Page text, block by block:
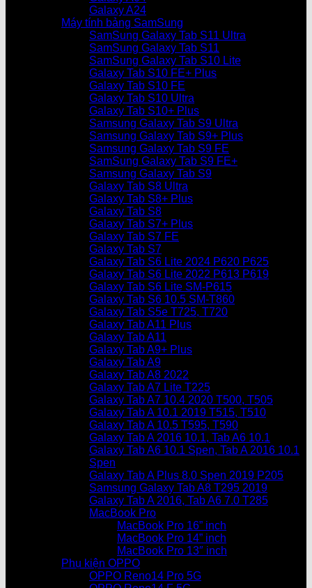
Galaxy A24
Máy tính bảng SamSung
SamSung Galaxy Tab S11 Ultra
SamSung Galaxy Tab S11
SamSung Galaxy Tab S10 Lite
Galaxy Tab S10 FE+ Plus
Galaxy Tab S10 FE
Galaxy Tab S10 Ultra
Galaxy Tab S10+ Plus
Samsung Galaxy Tab S9 Ultra
Samsung Galaxy Tab S9+ Plus
Samsung Galaxy Tab S9 FE
SamSung Galaxy Tab S9 FE+
Samsung Galaxy Tab S9
Galaxy Tab S8 Ultra
Galaxy Tab S8+ Plus
Galaxy Tab S8
Galaxy Tab S7+ Plus
Galaxy Tab S7 FE
Galaxy Tab S7
Galaxy Tab S6 Lite 2024 P620 P625
Galaxy Tab S6 Lite 2022 P613 P619
Galaxy Tab S6 Lite SM-P615
Galaxy Tab S6 10.5 SM-T860
Galaxy Tab S5e T725, T720
Galaxy Tab A11 Plus
Galaxy Tab A11
Galaxy Tab A9+ Plus
Galaxy Tab A9
Galaxy Tab A8 2022
Galaxy Tab A7 Lite T225
Galaxy Tab A7 10.4 2020 T500, T505
Galaxy Tab A 10.1 2019 T515, T510
Galaxy Tab A 10.5 T595, T590
Galaxy Tab A 2016 10.1, Tab A6 10.1
Galaxy Tab A6 10.1 Spen, Tab A 2016 10.1
Spen
Galaxy Tab A Plus 8.0 Spen 2019 P205
Samsung Galaxy Tab A8 T295 2019
Galaxy Tab A 2016, Tab A6 7.0 T285
MacBook Pro
MacBook Pro 16” inch
MacBook Pro 14” inch
MacBook Pro 13″ inch
Phụ kiện OPPO
OPPO Reno14 Pro 5G